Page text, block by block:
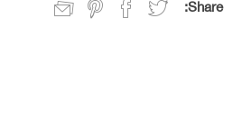
Share: